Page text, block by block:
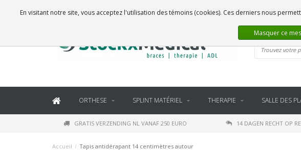
ORTHESE SPLINT MATÉRIEL THERAPIE SALLE DES
GRATIS VERZENDING NL VANAF 250 EURO 14 DAGEN RECHT OP
Accueil / Tapis antidérapant 14 centimètres autour
En visitant notre site, vous acceptez l'utilisation des témoins (cookies). Ces derniers nous
Masquer ce